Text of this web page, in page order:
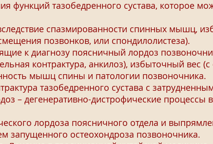
функций тазобедренного сустава, которое
спазмированности спинных мышц,
позвонков, или спондилолистеза).
к диагнозу поясничный лордоз
контрактура, анкилоз), избыточный вес
мышц спины и патологии позвоночника.
тазобедренного сустава с
– дегенеративно-дистрофические процессы в
лордоза поясничного отдела и
запущенного остеохондроза позвоночника.